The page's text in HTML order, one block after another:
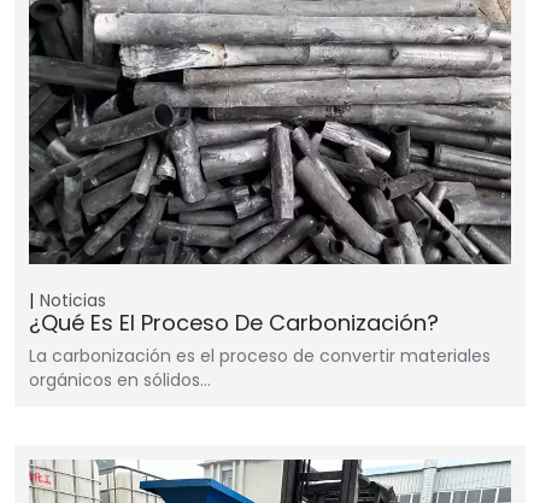
Noticias
¿Qué Es El Proceso De Carbonización?
La carbonización es el proceso de convertir materiales
orgánicos en sólidos…